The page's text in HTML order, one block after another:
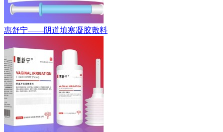
惠舒宁——阴道填塞凝胶敷料